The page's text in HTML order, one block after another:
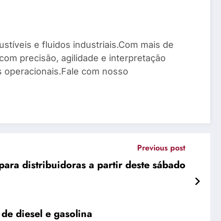
e fluidos industriais.Com mais de
precisão, agilidade e interpretação
com nosso
Previous post
distribuidoras a partir deste sábado
diesel e gasolina